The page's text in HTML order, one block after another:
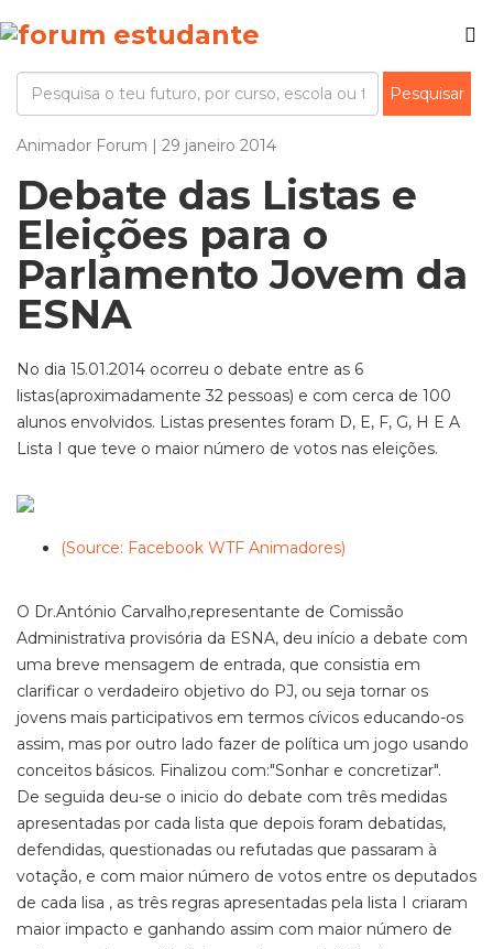
Animador Forum | 29 janeiro 2014
Debate das Listas e
Eleições para o
Parlamento Jovem da
ESNA
No dia 15.01.2014 ocorreu o debate entre as 6
listas(aproximadamente 32 pessoas) e com cerca de 100
alunos envolvidos. Listas presentes foram D, E, F, G, H E A
Lista I que teve o maior número de votos nas eleições.
(Source: Facebook WTF Animadores)
O Dr.António Carvalho,representante de Comissão
Administrativa provisória da ESNA, deu início a debate com
uma breve mensagem de entrada, que consistia em
clarificar o verdadeiro objetivo do PJ, ou seja tornar os
jovens mais participativos em termos cívicos educando-os
assim, mas por outro lado fazer de política um jogo usando
conceitos básicos. Finalizou com:"Sonhar e concretizar".
De seguida deu-se o inicio do debate com três medidas
apresentadas por cada lista que depois foram debatidas,
defendidas, questionadas ou refutadas que passaram à
votação, e com maior número de votos entre os deputados
de cada lisa , as três regras apresentadas pela lista I criaram
maior impacto e ganhando assim com maior número de